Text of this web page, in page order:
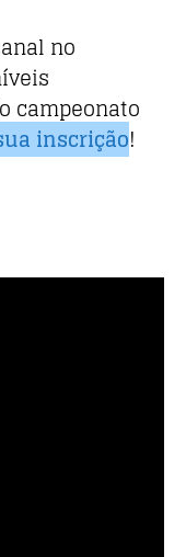
no
campeonato
inscrição!